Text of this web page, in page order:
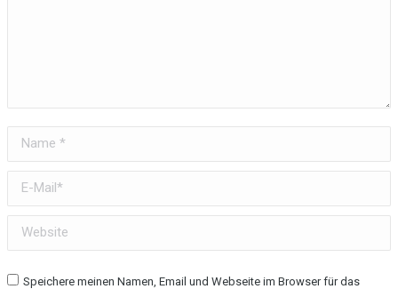
Name *
E-Mail *
Website
Speichere meinen Namen, Email und Webseite im Browser für das